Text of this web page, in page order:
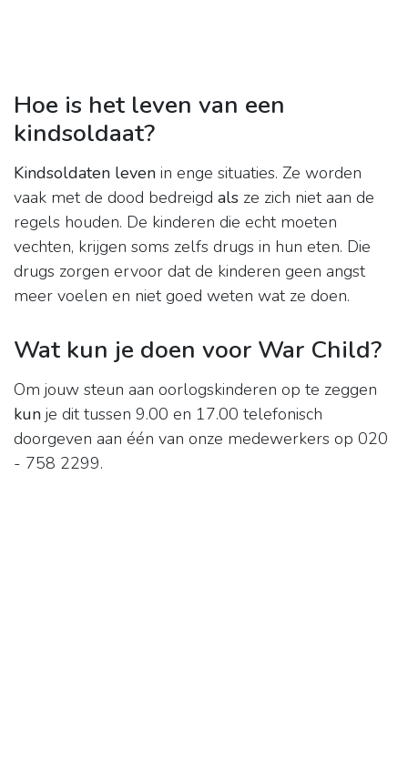
Hoe is het leven van een
kindsoldaat?
Kindsoldaten leven in enge situaties. Ze worden
vaak met de dood bedreigd als ze zich niet aan de
regels houden. De kinderen die echt moeten
vechten, krijgen soms zelfs drugs in hun eten. Die
drugs zorgen ervoor dat de kinderen geen angst
meer voelen en niet goed weten wat ze doen.
Wat kun je doen voor War Child?
Om jouw steun aan oorlogskinderen op te zeggen
kun je dit tussen 9.00 en 17.00 telefonisch
doorgeven aan één van onze medewerkers op 020
- 758 2299.